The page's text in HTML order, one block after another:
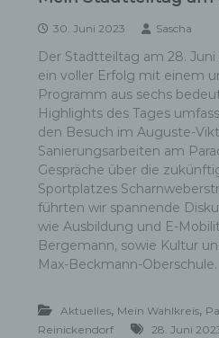
30. Juni 2023 Sascha
Der Stadtteiltag am 28.
ein voller Erfolg mit einem
Programm aus sechs
Highlights des Tages
den Besuch im Auguste-
Sanierungsarbeiten am
Gespräche über die
Sportplatzes
führten wir spannende
wie Ausbildung und E-
Bergemann, sowie Kultur
Max-Beckmann-Oberschule.
Aktuelles, Mein Wahlkreis,
Reinickendorf 28. Juni